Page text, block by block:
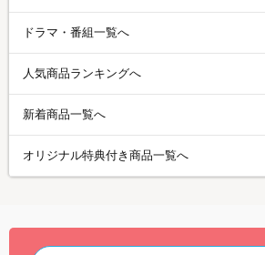
ドラマ・番組一覧へ
人気商品ランキングへ
新着商品一覧へ
オリジナル特典付き商品一覧へ